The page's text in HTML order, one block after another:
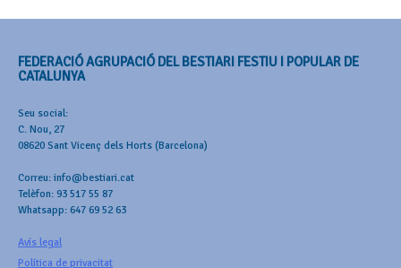
FEDERACIÓ AGRUPACIÓ DEL BESTIARI FESTIU I POPULAR DE
CATALUNYA
Seu social:
C. Nou, 27
08620 Sant Vicenç dels Horts (Barcelona)
Correu: info@bestiari.cat
Telèfon: 93 517 55 87
Whatsapp: 647 69 52 63
Avís legal
Política de privacitat